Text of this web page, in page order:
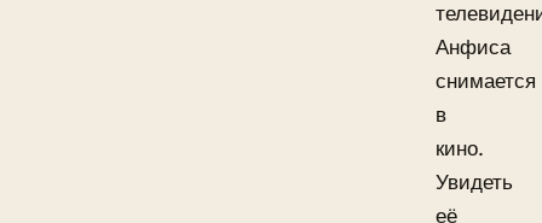
Анфиса
снимается
в
кино.
Увидеть
её